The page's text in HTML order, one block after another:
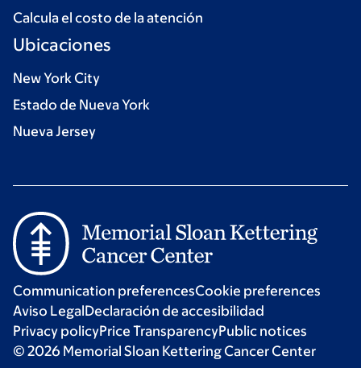
Calcula el costo de la atención
Ubicaciones
New York City
Estado de Nueva York
Nueva Jersey
Communication preferencesCookie preferences
Aviso LegalDeclaración de accesibilidad
Privacy policyPrice TransparencyPublic notices
© 2026 Memorial Sloan Kettering Cancer Center